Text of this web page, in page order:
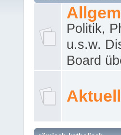
Politik,
u.s.w.
Board